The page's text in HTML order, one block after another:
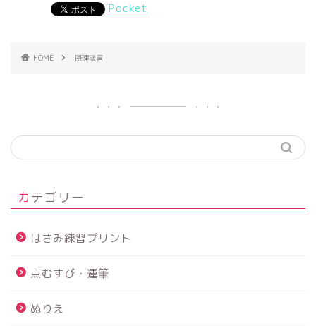
Pocket
HOME 摂理箴言
カテゴリー
はさみ練習プリント
点むすび・運筆
ぬりえ